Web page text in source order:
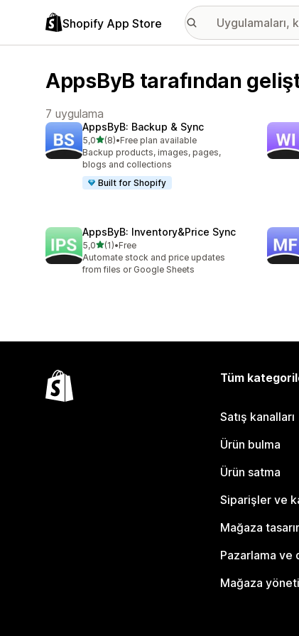
Shopify App Store
AppsByB tarafından
7 uygulama
AppsByB: Backup & Sync
5,05 yıldız üzerinden
(8)
toplam 8 değerlendirme
•Free plan available
Backup products, images, pages,
blogs and collections
Built for Shopify
AppsByB: Inventory&Price Sync
5,05 yıldız üzerinden
(1)
toplam 1 değerlendirme
•Free
Automate stock and price updates
from files or Google Sheets
Tüm
Satış kanalları
Ürün bulma
Ürün satma
Siparişler ve
Mağaza
Pazarlama ve
Mağaza